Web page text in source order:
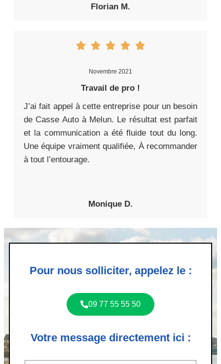
Florian M.
Novembre 2021
Travail de pro !
J’ai fait appel à cette entreprise pour un besoin
de Casse Auto à Melun. Le résultat est parfait
et la communication a été fluide tout du long.
Une équipe vraiment qualifiée, À recommander
à tout l’entourage.
Monique D.
Pour nous solliciter, appelez le :
09 77 55 55 50
Votre message directement ici :